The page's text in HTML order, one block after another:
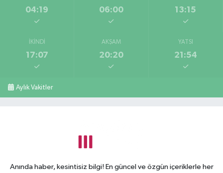
04:19 06:00 13:15
İKINDI
17:07
AKŞAM
20:20
YATSI
21:54
Aylık Vakitler
Anında haber, kesintisiz bilgi! En güncel ve özgün içeriklerle her